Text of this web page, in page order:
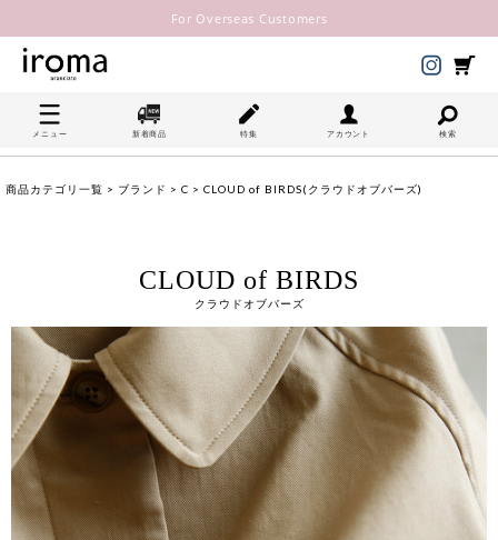
For Overseas Customers
メニュー 新着商品 特集 アカウント 検索
商品カテゴリ一覧 > ブランド > C > CLOUD of BIRDS(クラウドオブバーズ)
CLOUD of BIRDS
クラウドオブバーズ